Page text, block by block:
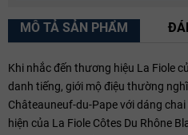
MÔ TẢ SẢN PHẨM
Khi nhắc đến thương hiệu La Fiole
danh tiếng, giới mộ điệu thường
Châteauneuf-du-Pape với dáng
hiện của La Fiole Côtes Du Rhône